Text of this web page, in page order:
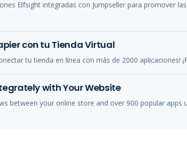
Elfsight integradas con Jumpseller para promover
con tu Tienda Virtual
tu tienda en línea con más de 2000 aplicaciones!
with Your Website
between your online store and over 900 popular apps